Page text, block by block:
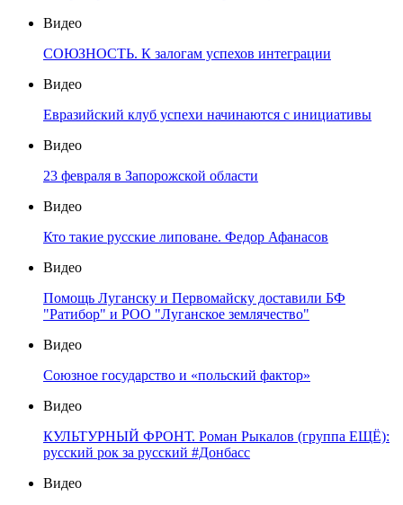
Видео
СОЮЗНОСТЬ. К залогам успехов интеграции
Видео
Евразийский клуб успехи начинаются с инициативы
Видео
23 февраля в Запорожской области
Видео
Кто такие русские липоване. Федор Афанасов
Видео
Помощь Луганску и Первомайску доставили БФ
"Ратибор" и РОО "Луганское землячество"
Видео
Союзное государство и «польский фактор»
Видео
КУЛЬТУРНЫЙ ФРОНТ. Роман Рыкалов (группа ЕЩЁ):
русский рок за русский #Донбасс
Видео